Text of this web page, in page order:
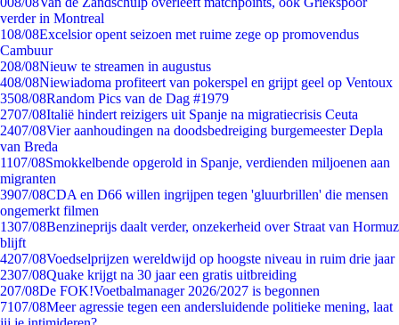
verder in Montreal
108/08Excelsior opent seizoen met ruime zege op promovendus
Cambuur
208/08Nieuw te streamen in augustus
408/08Niewiadoma profiteert van pokerspel en grijpt geel op Ventoux
3508/08Random Pics van de Dag #1979
2707/08Italië hindert reizigers uit Spanje na migratiecrisis Ceuta
2407/08Vier aanhoudingen na doodsbedreiging burgemeester Depla
van Breda
1107/08Smokkelbende opgerold in Spanje, verdienden miljoenen aan
migranten
3907/08CDA en D66 willen ingrijpen tegen 'gluurbrillen' die mensen
ongemerkt filmen
1307/08Benzineprijs daalt verder, onzekerheid over Straat van Hormuz
blijft
4207/08Voedselprijzen wereldwijd op hoogste niveau in ruim drie jaar
2307/08Quake krijgt na 30 jaar een gratis uitbreiding
207/08De FOK!Voetbalmanager 2026/2027 is begonnen
7107/08Meer agressie tegen een andersluidende politieke mening, laat